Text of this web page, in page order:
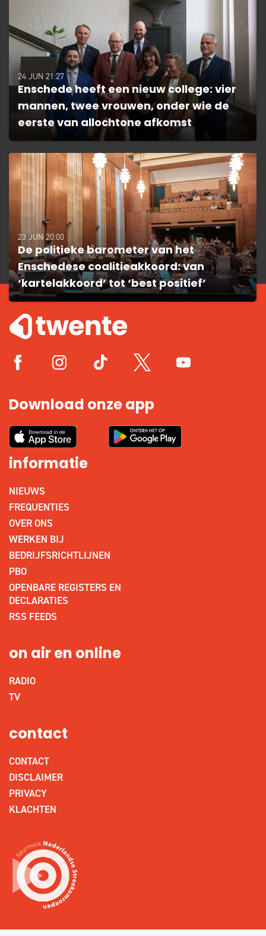
24 JUN 21:27
Enschede heeft een nieuw college: vier
mannen, twee vrouwen, onder wie de
eerste van allochtone afkomst
23 JUN 20:00
De politieke barometer van het
Enschedese coalitieakkoord: van
‘kartelakkoord’ tot ‘best positief’
Download onze app
informatie
NIEUWS
FREQUENTIES
OVER ONS
WERKEN BIJ
BEDRIJFSRICHTLIJNEN
PBO
OPENBARE REGISTERS EN
DECLARATIES
RSS FEEDS
on air en online
RADIO
TV
contact
CONTACT
DISCLAIMER
PRIVACY
KLACHTEN